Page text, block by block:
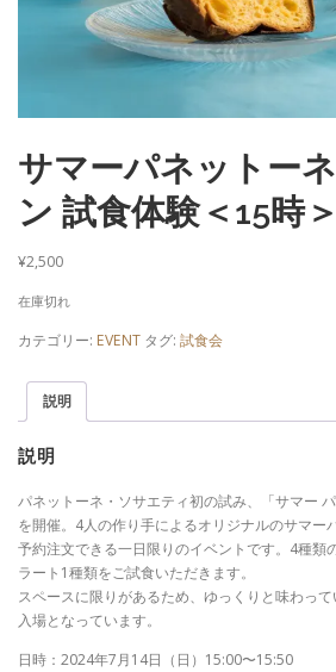
サマーパネットー
ン 試食体験＜15時＞
¥2,500
在庫切れ
カテゴリー: EVENT タグ: 試食会
説明
説明
パネットーネ・ソサエティ初の試み、「サマー
を開催。4人の作り手によるオリジナルのサマー
予約注文できる一日限りのイベントです。4種類
ラート1種類をご試食いただきます。
スペースに限りがあるため、ゆっくりと味わっ
入場となっています。
日時：2024年7月14日（日）15:00〜15:50